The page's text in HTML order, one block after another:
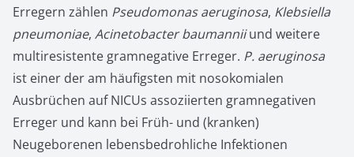
Erregern zählen Pseudomonas aeruginosa, Klebsiella
pneumoniae, Acinetobacter baumanniiund weitere
multiresistente gramnegative Erreger. P. aeruginosa
ist einer der am häufigsten mit nosokomialen
Ausbrüchen auf NICUs assoziierten gramnegativen
Erreger und kann bei Früh- und (kranken)
Neugeborenen lebensbedrohliche Infektionen